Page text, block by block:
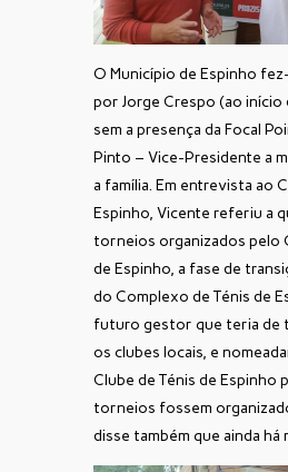
O Município de Espinho
por Jorge Crespo (ao início
sem a presença da Focal
Pinto – Vice-Presidente a
a família. Em entrevista ao
Espinho, Vicente referiu a
torneios organizados pelo
de Espinho, a fase de
do Complexo de Ténis de
futuro gestor que teria de
os clubes locais, e
Clube de Ténis de Espinho
torneios fossem
disse também que ainda há